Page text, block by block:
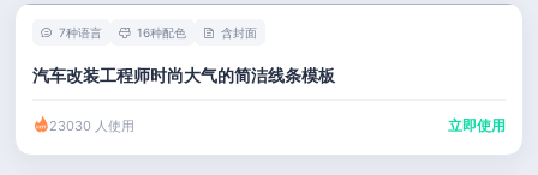
7种语言 16种配色 含封面
汽车改装工程师时尚大气的简洁线条模板
23030 人使用 立即使用